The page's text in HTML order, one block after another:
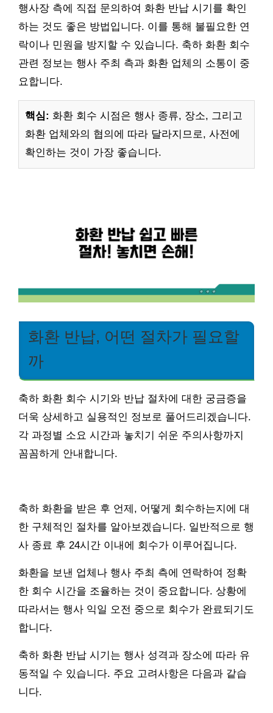
행사장 측에 직접 문의하여 화환 반납 시기를 확인
하는 것도 좋은 방법입니다. 이를 통해 불필요한 연
락이나 민원을 방지할 수 있습니다. 축하 화환 회수
관련 정보는 행사 주최 측과 화환 업체의 소통이 중
요합니다.
핵심: 화환 회수 시점은 행사 종류, 장소, 그리고
화환 업체와의 협의에 따라 달라지므로, 사전에
확인하는 것이 가장 좋습니다.
화환 반납, 어떤 절차가 필요할
까
축하 화환 회수 시기와 반납 절차에 대한 궁금증을
더욱 상세하고 실용적인 정보로 풀어드리겠습니다.
각 과정별 소요 시간과 놓치기 쉬운 주의사항까지
꼼꼼하게 안내합니다.
축하 화환을 받은 후 언제, 어떻게 회수하는지에 대
한 구체적인 절차를 알아보겠습니다. 일반적으로 행
사 종료 후 24시간 이내에 회수가 이루어집니다.
화환을 보낸 업체나 행사 주최 측에 연락하여 정확
한 회수 시간을 조율하는 것이 중요합니다. 상황에
따라서는 행사 익일 오전 중으로 회수가 완료되기도
합니다.
축하 화환 반납 시기는 행사 성격과 장소에 따라 유
동적일 수 있습니다. 주요 고려사항은 다음과 같습
니다.